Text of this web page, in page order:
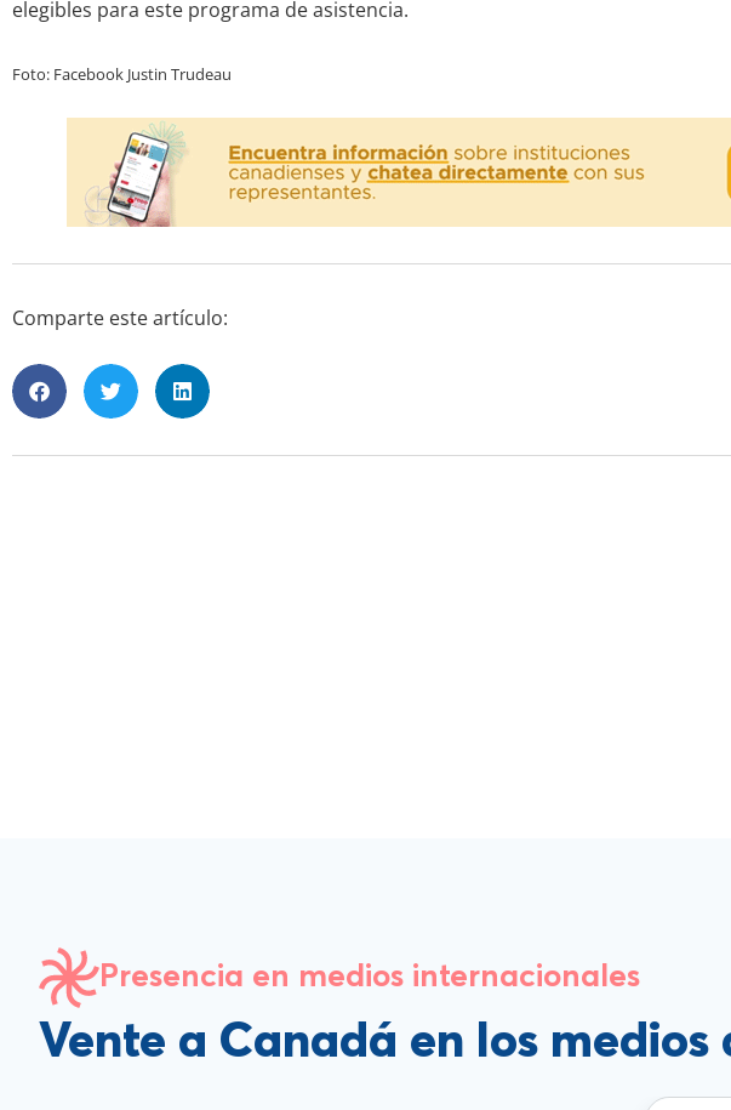
elegibles para este programa de asistencia.
Foto: Facebook Justin Trudeau
Comparte este artículo:
Presencia en medios internacionales
Vente a Canadá en los